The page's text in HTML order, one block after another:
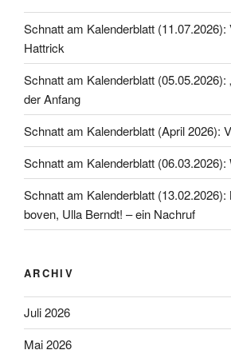
Schnatt am Kalenderblatt
Hattrick
Schnatt am Kalenderblatt (05.05.2026):
der Anfang
Schnatt am Kalenderblatt (April 2026):
Schnatt am Kalenderblatt (06.03.2026):
Schnatt am Kalenderblatt
boven, Ulla Berndt! – ein Nachruf
ARCHIV
Juli 2026
Mai 2026